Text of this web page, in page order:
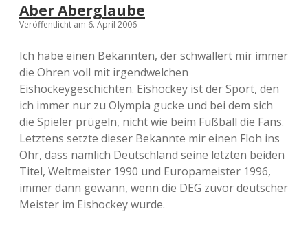
Aber Aberglaube
Veröffentlicht am 6. April 2006
Ich habe einen Bekannten, der schwallert mir immer
die Ohren voll mit irgendwelchen
Eishockeygeschichten. Eishockey ist der Sport, den
ich immer nur zu Olympia gucke und bei dem sich
die Spieler prügeln, nicht wie beim Fußball die Fans.
Letztens setzte dieser Bekannte mir einen Floh ins
Ohr, dass nämlich Deutschland seine letzten beiden
Titel, Weltmeister 1990 und Europameister 1996,
immer dann gewann, wenn die DEG zuvor deutscher
Meister im Eishockey wurde.